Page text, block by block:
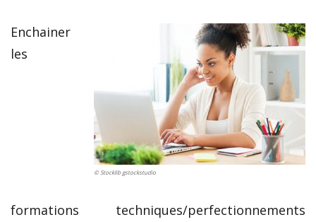
© Stocklib gstockstudio
Enchainer
les
formations techniques/perfectionnements